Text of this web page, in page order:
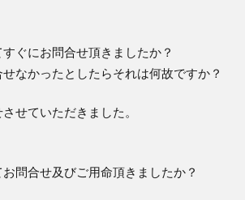
ぐにお問合せ頂きましたか？
なかったとしたらそれは何故ですか？
せていただきました。
問合せ及びご用命頂きましたか？